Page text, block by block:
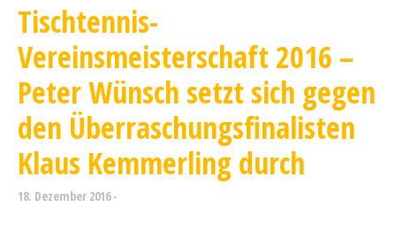
Tischtennis-
Vereinsmeisterschaft 2016 –
Peter Wünsch setzt sich gegen
den Überraschungsfinalisten
Klaus Kemmerling durch
18. Dezember 2016